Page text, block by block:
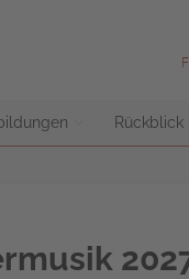
Rückblick